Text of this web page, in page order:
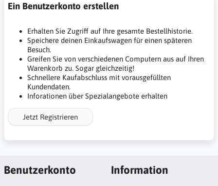
Ein Benutzerkonto erstellen
Erhalten Sie Zugriff auf Ihre gesamte Bestellhistorie.
Speichere deinen Einkaufswagen für einen späteren
Besuch.
Greifen Sie von verschiedenen Computern aus auf Ihren
Warenkorb zu. Sogar gleichzeitig!
Schnellere Kaufabschluss mit vorausgefüllten
Kundendaten.
Inforationen über Spezialangebote erhalten
Jetzt Registrieren
Benutzerkonto Information